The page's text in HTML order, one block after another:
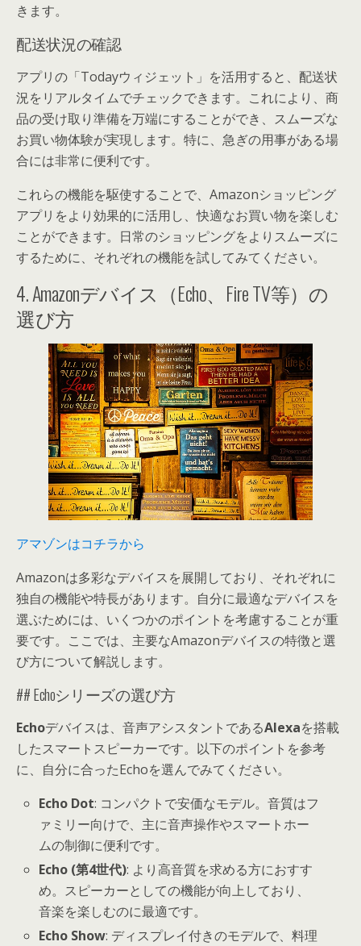
きます。
配送状況の確認
アプリの「Todayウィジェット」を活用すると、配送状
況をリアルタイムでチェックできます。これにより、商
品の受け取り準備を万端にすることができ、スムーズな
お買い物体験が実現します。特に、急ぎの用事がある場
合には非常に便利です。
これらの機能を駆使することで、Amazonショッピング
アプリをより効果的に活用し、快適なお買い物を楽しむ
ことができます。日常のショッピングをよりスムーズに
するために、それぞれの機能を試してみてください。
4. Amazonデバイス（Echo、Fire TV等）の
選び方
アマゾンはコチラから
Amazonは多彩なデバイスを展開しており、それぞれに
独自の機能や特長があります。自分に最適なデバイスを
選ぶためには、いくつかのポイントを考慮することが重
要です。ここでは、主要なAmazonデバイスの特徴と選
び方について解説します。
## Echoシリーズの選び方
Echoデバイスは、音声アシスタントであるAlexaを搭載
したスマートスピーカーです。以下のポイントを参考
に、自分に合ったEchoを選んでみてください。
Echo Dot: コンパクトで安価なモデル。音質はフ
ァミリー向けで、主に音声操作やスマートホー
ムの制御に便利です。
Echo (第4世代): より高音質を求める方におすす
め。スピーカーとしての機能が向上しており、
音楽を楽しむのに最適です。
Echo Show: ディスプレイ付きのモデルで、料理